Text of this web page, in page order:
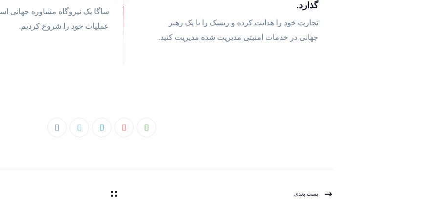
گذارد.
تجارت خود را هدایت کرده و ریسک را با یک رهبر
جهانی در خدمات امنیتی مدیریت شده مدیریت کنید.
ساگا یک نیروگاه مشاوره جهانی
عملیات خود را شروع کردیم.
پست بعدی